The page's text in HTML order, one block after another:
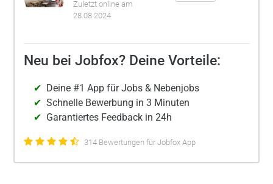
Zuletzt online am
28.08.2024
Neu bei Jobfox? Deine Vorteile:
Deine #1 App für Jobs & Nebenjobs
Schnelle Bewerbung in 3 Minuten
Garantiertes Feedback in 24h
314 Bewertungen für Jobfox App